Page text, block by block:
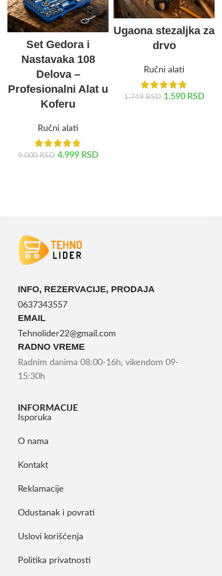
Set Gedora i
Nastavaka 108
Delova –
Profesionalni Alat u
Koferu
Ručni alati
9.000RSD 4.999 RSD
Ugaona stezaljka za
drvo
Ručni alati
1.749RSD 1.590 RSD
INFO, REZERVACIJE, PRODAJA
0637343557
EMAIL
Tehnolider22@gmail.com
RADNO VREME
Radnim danima 08:00-16h, vikendom 09-
15:30h
INFORMACIJE
Isporuka
O nama
Kontakt
Reklamacije
Odustanak i povrati
Uslovi korišćenja
Politika privatnosti